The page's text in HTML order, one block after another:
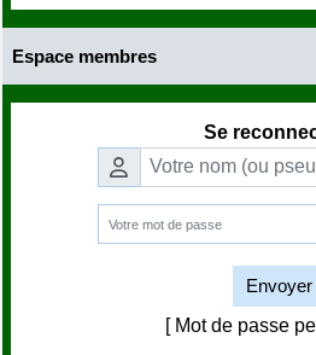
Espace membres
Se
Envoyer
[ Mot de passe